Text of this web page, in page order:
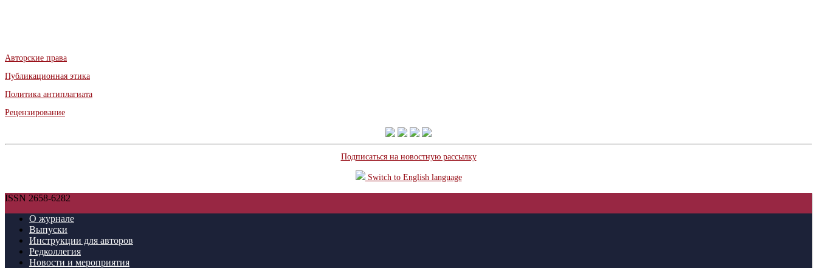
Авторские права
Публикационная этика
Политика антиплагиата
Рецензирование
Подписаться на новостную рассылку
Switch to English language
ISSN 2658-6282
О журнале
Выпуски
Инструкции для авторов
Редколлегия
Новости и мероприятия